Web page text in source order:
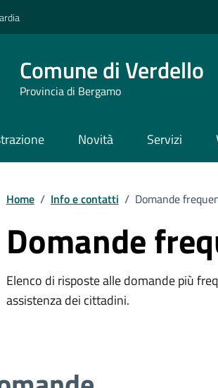
Comune di Verdello
Provincia di Bergamo
Novità Servizi
Home / Info e contatti / Domande
Domande
Elenco di risposte alle domande più
assistenza dei cittadini.